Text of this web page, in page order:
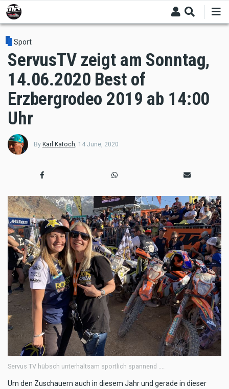
Skip
to
main
content
Sport
ServusTV zeigt am Sonntag,
14.06.2020 Best of
Erzbergrodeo 2019 ab 14:00
Uhr
By Karl Katoch 14 June, 2020
Servus TV hübsch unterhaltsam sportlich spannend ....
Um den Zuschauern auch in diesem Jahr und gerade in dieser